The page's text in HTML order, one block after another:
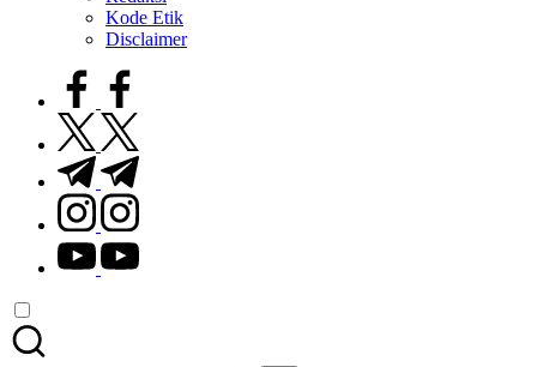
Kode Etik
Disclaimer
facebook.com
twitter.com
t.me
instagram.com
youtube.com